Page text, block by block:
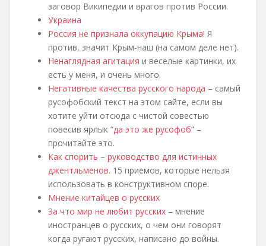
заговор Википедии и врагов против России.
Украина
Россия не признала оккупацию Крыма! Я
против, значит Крым-наш (на самом деле нет).
Ненаглядная агитация и веселые картинки, их
есть у меня, и очень много.
Негативные качества русского народа – самый
русофобский текст на этом сайте, если вы
хотите уйти отсюда с чистой совестью
повесив ярлык “да это же русофоб” –
прочитайте это.
Как спорить – руководство для истинных
джентльменов. 15 приемов, которые нельзя
использовать в конструктивном споре.
Мнение китайцев о русских
За что мир не любит русских – мнение
иностранцев о русских, о чем они говорят
когда ругают русских, написано до войны.